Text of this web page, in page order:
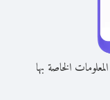
الخاصة بها